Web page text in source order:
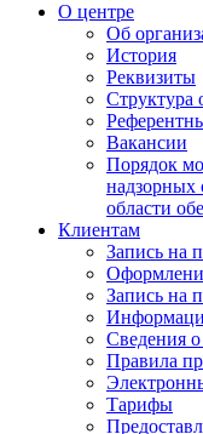
О центре
Об
История
Реквизиты
Структура
Вакансии
Порядок
надзорных
области
Клиентам
Запись на
Запись на
Сведения о
Правила
Тарифы